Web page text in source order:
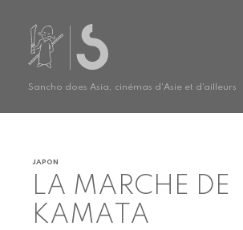
Sancho does Asia, cinémas d'Asie et d'ailleurs
JAPON
LA MARCHE DE
KAMATA